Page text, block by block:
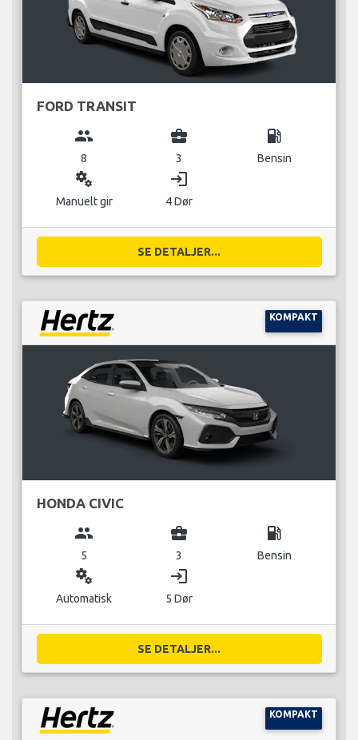
FORD TRANSIT
group
8
business_center
3
local_gas_station
Bensin
miscellaneous_services
Manuelt gir
login
4 Dør
SE DETALJER...
KOMPAKT
HONDA CIVIC
group
5
business_center
3
local_gas_station
Bensin
miscellaneous_services
Automatisk
login
5 Dør
SE DETALJER...
KOMPAKT